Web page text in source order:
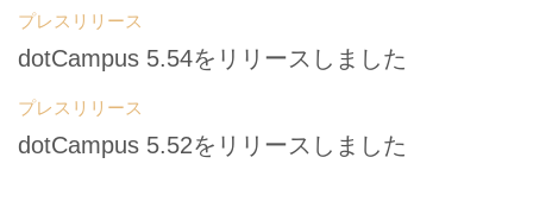
プレスリリース
dotCampus 5.54をリリースしました
プレスリリース
dotCampus 5.52をリリースしました